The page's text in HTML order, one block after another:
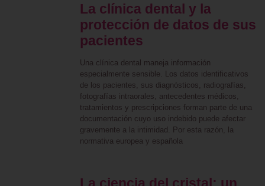
La clínica dental y la
protección de datos de sus
pacientes
Una clínica dental maneja información
especialmente sensible. Los datos identificativos
de los pacientes, sus diagnósticos, radiografías,
fotografías intraorales, antecedentes médicos,
tratamientos y prescripciones forman parte de una
documentación cuyo uso indebido puede afectar
gravemente a la intimidad. Por esta razón, la
normativa europea y española
La ciencia del cristal: un